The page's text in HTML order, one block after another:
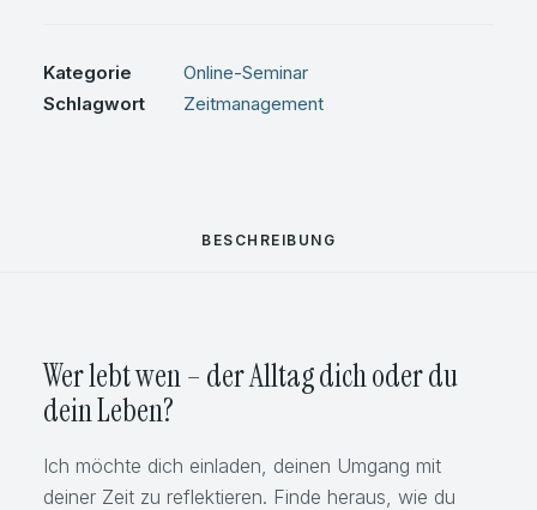
Kategorie
Online-Seminar
Schlagwort
Zeitmanagement
BESCHREIBUNG
Wer lebt wen – der Alltag dich oder du
dein Leben?
Ich möchte dich einladen, deinen Umgang mit
deiner Zeit zu reflektieren. Finde heraus, wie du